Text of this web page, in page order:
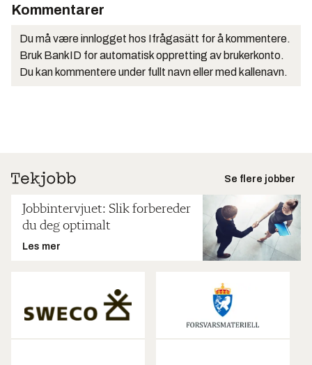
Kommentarer
Du må være innlogget hos Ifrågasätt for å kommentere.
Bruk BankID for automatisk oppretting av brukerkonto.
Du kan kommentere under fullt navn eller med kallenavn.
Se flere jobber
Jobbintervjuet: Slik forbereder
du deg optimalt
Les mer